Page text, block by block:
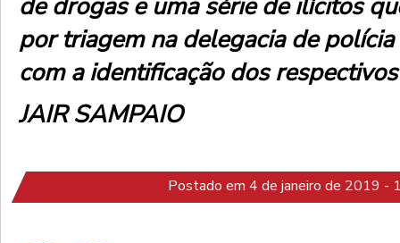
por triagem na delegacia de
com a identificação dos
JAIR SAMPAIO
Postado em 4 de janeiro de 2019 -